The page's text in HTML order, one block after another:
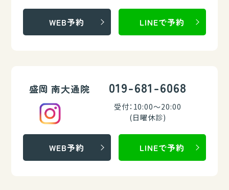
WEB予約 LINEで予約
盛岡 南大通院 019-681-6068
受付：10:00～20:00
(日曜休診)
WEB予約 LINEで予約